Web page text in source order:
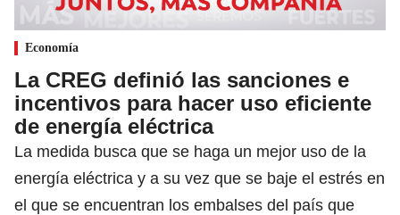
Economía
La CREG definió las sanciones e
incentivos para hacer uso eficiente
de energía eléctrica
La medida busca que se haga un mejor uso de la
energía eléctrica y a su vez que se baje el estrés en
el que se encuentran los embalses del país que